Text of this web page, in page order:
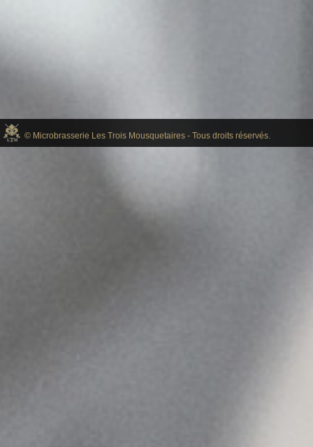
© Microbrasserie Les Trois Mousquetaires - Tous droits réservés.